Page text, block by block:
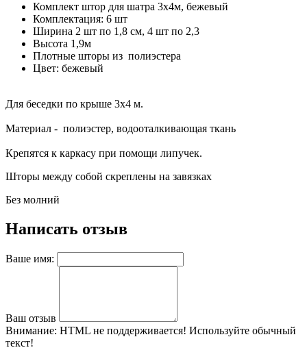
Комплект штор для шатра 3х4м, бежевый
Комплектация: 6 шт
Ширина 2 шт по 1,8 см, 4 шт по 2,3
Высота 1,9м
Плотные шторы из полиэстера
Цвет: бежевый
Для беседки по крыше 3х4 м.
Материал - полиэстер, водооталкивающая ткань
Крепятся к каркасу при помощи липучек.
Шторы между собой скреплены на завязках
Без молний
Написать отзыв
Ваше имя:
Ваш отзыв
Внимание: HTML не поддерживается! Используйте обычный
текст!